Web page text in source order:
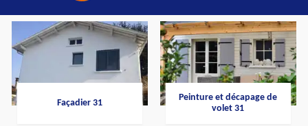
Façadier 31
Peinture et décapage de
volet 31